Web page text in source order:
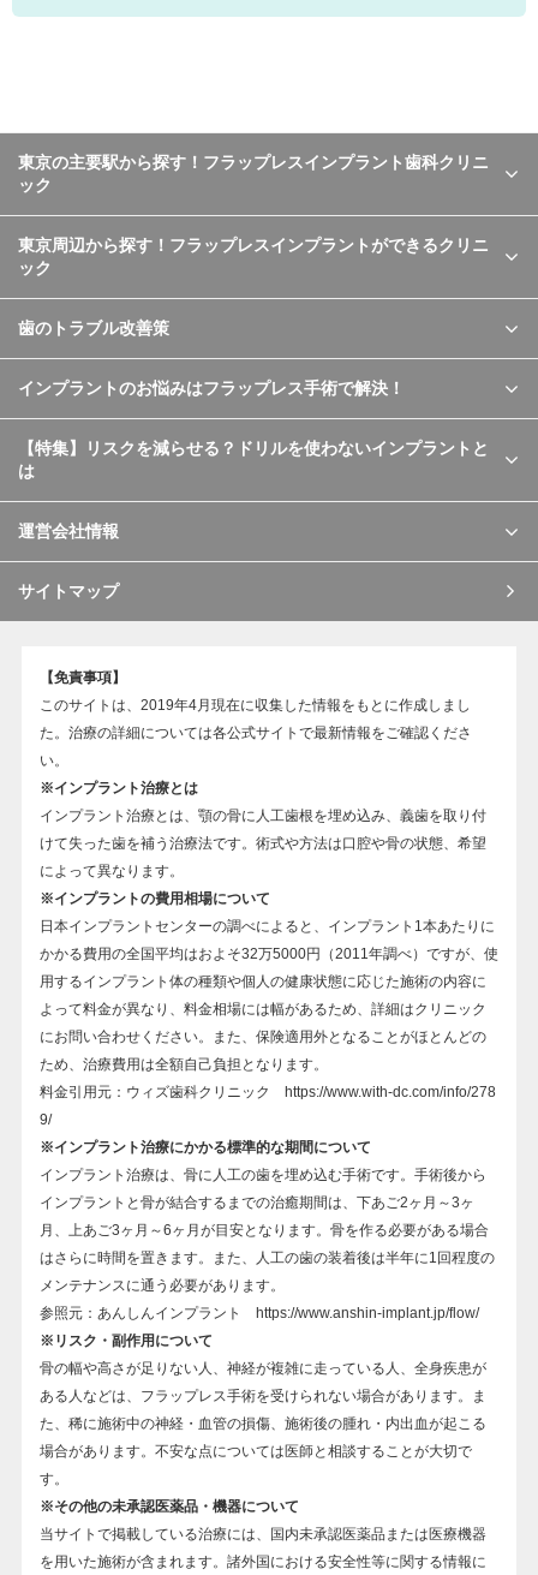
東京の主要駅から探す！フラップレスインプラント歯科クリニ
ック
東京周辺から探す！フラップレスインプラントができるクリニ
ック
歯のトラブル改善策
インプラントのお悩みはフラップレス手術で解決！
【特集】リスクを減らせる？ドリルを使わないインプラントと
は
運営会社情報
サイトマップ
【免責事項】
このサイトは、2019年4月現在に収集した情報をもとに作成しまし
た。治療の詳細については各公式サイトで最新情報をご確認くださ
い。
※インプラント治療とは
インプラント治療とは、顎の骨に人工歯根を埋め込み、義歯を取り付
けて失った歯を補う治療法です。術式や方法は口腔や骨の状態、希望
によって異なります。
※インプラントの費用相場について
日本インプラントセンターの調べによると、インプラント1本あたりに
かかる費用の全国平均はおよそ32万5000円（2011年調べ）ですが、使
用するインプラント体の種類や個人の健康状態に応じた施術の内容に
よって料金が異なり、料金相場には幅があるため、詳細はクリニック
にお問い合わせください。また、保険適用外となることがほとんどの
ため、治療費用は全額自己負担となります。
料金引用元：ウィズ歯科クリニック
https://www.with-dc.com/info/278
9/
※インプラント治療にかかる標準的な期間について
インプラント治療は、骨に人工の歯を埋め込む手術です。手術後から
インプラントと骨が結合するまでの治癒期間は、下あご2ヶ月～3ヶ
月、上あご3ヶ月～6ヶ月が目安となります。骨を作る必要がある場合
はさらに時間を置きます。また、人工の歯の装着後は半年に1回程度の
メンテナンスに通う必要があります。
参照元：あんしんインプラント
https://www.anshin-implant.jp/flow/
※リスク・副作用について
骨の幅や高さが足りない人、神経が複雑に走っている人、全身疾患が
ある人などは、フラップレス手術を受けられない場合があります。ま
た、稀に施術中の神経・血管の損傷、施術後の腫れ・内出血が起こる
場合があります。不安な点については医師と相談することが大切で
す。
※その他の未承認医薬品・機器について
当サイトで掲載している治療には、国内未承認医薬品または医療機器
を用いた施術が含まれます。諸外国における安全性等に関する情報に